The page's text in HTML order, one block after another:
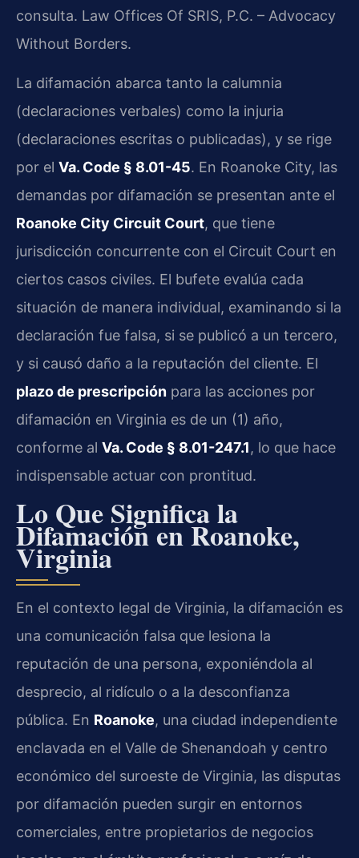
consulta. Law Offices Of SRIS, P.C. – Advocacy
Without Borders.
La difamación abarca tanto la calumnia
(declaraciones verbales) como la injuria
(declaraciones escritas o publicadas), y se rige
por el Va. Code § 8.01-45. En Roanoke City, las
demandas por difamación se presentan ante el
Roanoke City Circuit Court, que tiene
jurisdicción concurrente con el Circuit Court en
ciertos casos civiles. El bufete evalúa cada
situación de manera individual, examinando si la
declaración fue falsa, si se publicó a un tercero,
y si causó daño a la reputación del cliente. El
plazo de prescripción para las acciones por
difamación en Virginia es de un (1) año,
conforme al Va. Code § 8.01-247.1, lo que hace
indispensable actuar con prontitud.
Lo Que Significa la
Difamación en Roanoke,
Virginia
En el contexto legal de Virginia, la difamación es
una comunicación falsa que lesiona la
reputación de una persona, exponiéndola al
desprecio, al ridículo o a la desconfianza
pública. En Roanoke, una ciudad independiente
enclavada en el Valle de Shenandoah y centro
económico del suroeste de Virginia, las disputas
por difamación pueden surgir en entornos
comerciales, entre propietarios de negocios